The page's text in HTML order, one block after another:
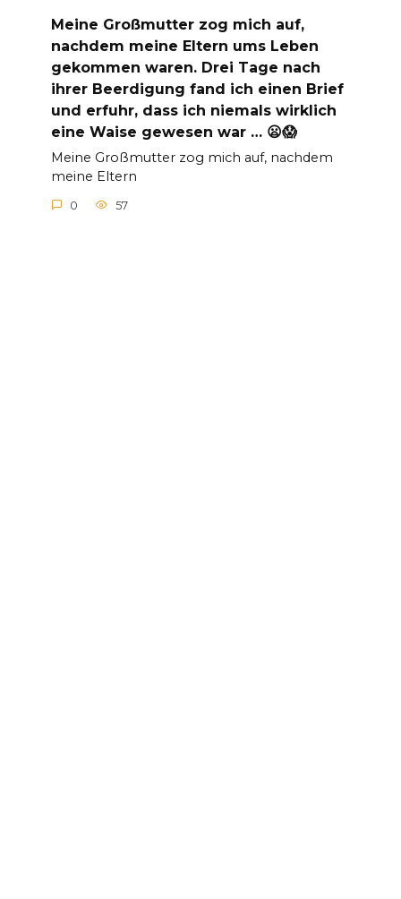
Meine Großmutter zog mich auf,
nachdem meine Eltern ums Leben
gekommen waren. Drei Tage nach
ihrer Beerdigung fand ich einen Brief
und erfuhr, dass ich niemals wirklich
eine Waise gewesen war … 😦😱
Meine Großmutter zog mich auf, nachdem
meine Eltern
0 57